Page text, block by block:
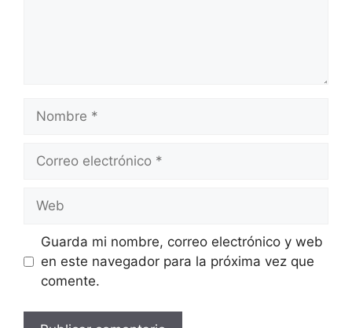
Nombre
Correo
Web
Guarda mi nombre, correo electrónico y web
en este navegador para la próxima vez que
comente.